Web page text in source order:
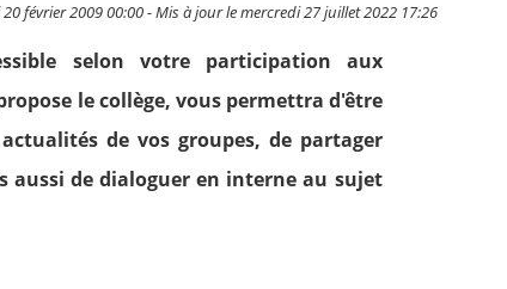
février 2009 00:00 - Mis à jour le mercredi 27 juillet 2022 17:26
selon votre participation aux
le collège, vous permettra d'être
de vos groupes, de partager
aussi de dialoguer en interne au sujet